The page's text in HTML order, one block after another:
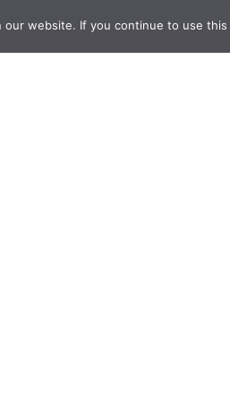
website. If you continue to use